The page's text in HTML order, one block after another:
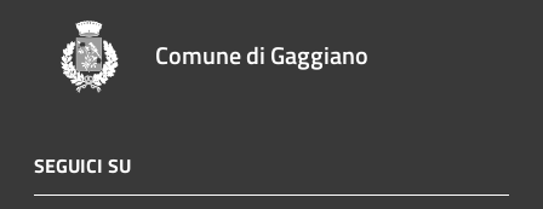
Comune di Gaggiano
SEGUICI SU